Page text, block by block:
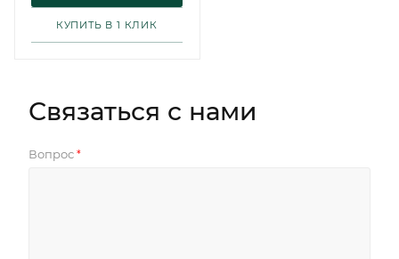
КУПИТЬ В 1 КЛИК
Связаться с нами
Вопрос *